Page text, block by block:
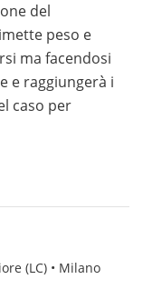
del
peso e
ma facendosi
e raggiungerà i
caso per
(LC) • Milano